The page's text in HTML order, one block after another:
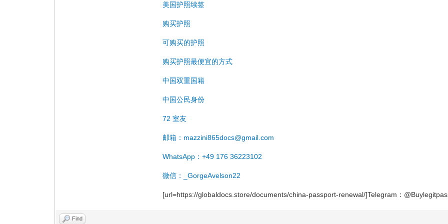
美国护照续签
购买护照
可购买的护照
购买护照最便宜的方式
中国双重国籍
中国公民身份
72 室友
邮箱：mazzini865docs@gmail.com
WhatsApp：+49 176 36223102
微信：_GorgeAvelson22
[url=https://globaldocs.store/documents/china-passport-renewal/]Telegram：
Find